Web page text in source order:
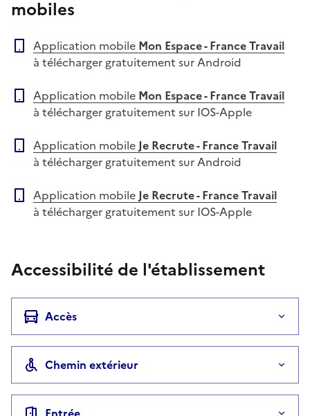
mobiles
Application mobile Mon Espace - France Travail
à télécharger gratuitement sur Android
Application mobile Mon Espace - France Travail
à télécharger gratuitement sur IOS-Apple
Application mobile Je Recrute - France Travail
à télécharger gratuitement sur Android
Application mobile Je Recrute - France Travail
à télécharger gratuitement sur IOS-Apple
Accessibilité de l'établissement
Accès
Chemin extérieur